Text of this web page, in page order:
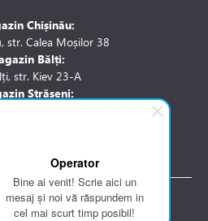
Operator
Bine ai venit! Scrie aici un
mesaj și noi vă răspundem in
cel mai scurt timp posibil!
Chișinău:
str. Calea Moșilor 38
Bălți:
str. Kiev 23-A
Strășeni:
Stefan cel Mare 1A
ne la:
061 007 744
DESPRE NOI